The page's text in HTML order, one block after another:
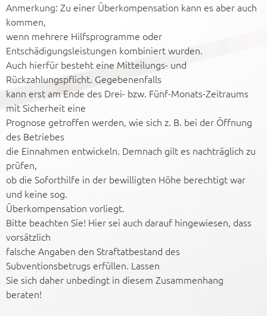
Anmerkung: Zu einer Überkompensation kann es aber auch
kommen,
wenn mehrere Hilfsprogramme oder
Entschädigungsleistungen kombiniert wurden.
Auch hierfür besteht eine Mitteilungs- und
Rückzahlungspflicht. Gegebenenfalls
kann erst am Ende des Drei- bzw. Fünf-Monats-Zeitraums
mit Sicherheit eine
Prognose getroffen werden, wie sich z. B. bei der Öffnung
des Betriebes
die Einnahmen entwickeln. Demnach gilt es nachträglich zu
prüfen,
ob die Soforthilfe in der bewilligten Höhe berechtigt war
und keine sog.
Überkompensation vorliegt.
Bitte beachten Sie! Hier sei auch darauf hingewiesen, dass
vorsätzlich
falsche Angaben den Straftatbestand des
Subventionsbetrugs erfüllen. Lassen
Sie sich daher unbedingt in diesem Zusammenhang
beraten!